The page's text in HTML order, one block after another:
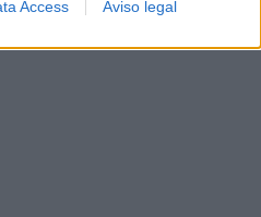
Access Aviso legal